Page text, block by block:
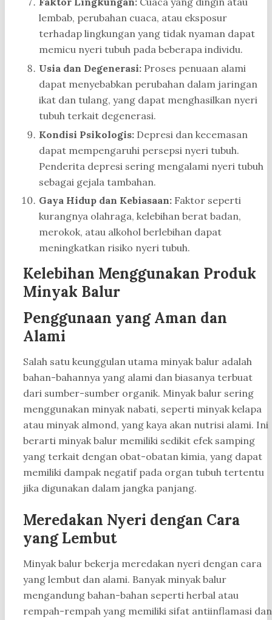
lembab, perubahan cuaca, atau eksposur
terhadap lingkungan yang tidak nyaman dapat
memicu nyeri tubuh pada beberapa individu.
Usia dan Degenerasi: Proses penuaan alami
dapat menyebabkan perubahan dalam jaringan
ikat dan tulang, yang dapat menghasilkan nyeri
tubuh terkait degenerasi.
Kondisi Psikologis: Depresi dan kecemasan
dapat mempengaruhi persepsi nyeri tubuh.
Penderita depresi sering mengalami nyeri tubuh
sebagai gejala tambahan.
Gaya Hidup dan Kebiasaan: Faktor seperti
kurangnya olahraga, kelebihan berat badan,
merokok, atau alkohol berlebihan dapat
meningkatkan risiko nyeri tubuh.
Kelebihan Menggunakan Produk
Minyak Balur
Penggunaan yang Aman dan
Alami
Salah satu keunggulan utama minyak balur adalah
bahan-bahannya yang alami dan biasanya terbuat
dari sumber-sumber organik. Minyak balur sering
menggunakan minyak nabati, seperti minyak kelapa
atau minyak almond, yang kaya akan nutrisi alami. Ini
berarti minyak balur memiliki sedikit efek samping
yang terkait dengan obat-obatan kimia, yang dapat
memiliki dampak negatif pada organ tubuh tertentu
jika digunakan dalam jangka panjang.
Meredakan Nyeri dengan Cara
yang Lembut
Minyak balur bekerja meredakan nyeri dengan cara
yang lembut dan alami. Banyak minyak balur
mengandung bahan-bahan seperti herbal atau
rempah-rempah yang memiliki sifat antiinflamasi dan